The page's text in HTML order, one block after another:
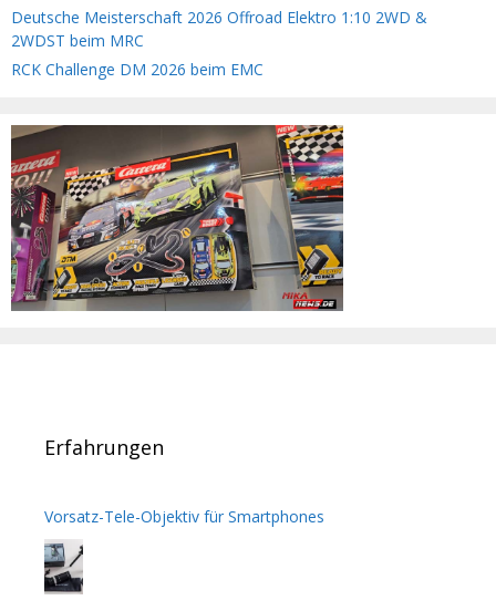
Deutsche Meisterschaft 2026 Offroad Elektro 1:10 2WD &
2WDST beim MRC
RCK Challenge DM 2026 beim EMC
Erfahrungen
Vorsatz-Tele-Objektiv für Smartphones